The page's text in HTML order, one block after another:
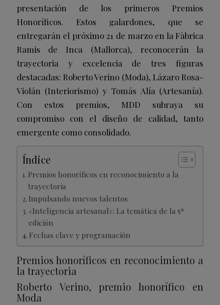
presentación de los primeros Premios
Honoríficos. Estos galardones, que se
entregarán el próximo 21 de marzo en la Fàbrica
Ramis de Inca (Mallorca), reconocerán la
trayectoria y excelencia de tres figuras
destacadas: Roberto Verino (Moda), Lázaro Rosa-
Violán (Interiorismo) y Tomás Alía (Artesanía).
Con estos premios, MDD subraya su
compromiso con el diseño de calidad, tanto
emergente como consolidado.
Índice
Premios honoríficos en reconocimiento a la
trayectoria
Impulsando nuevos talentos
«Inteligencia artesanal»: La temática de la 5ª
edición
Fechas clave y programación
Premios honoríficos en reconocimiento a
la trayectoria
Roberto Verino, premio honorífico en
Moda